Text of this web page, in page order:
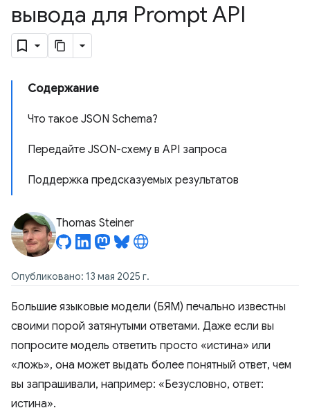
вывода для Prompt API
Содержание
Что такое JSON Schema?
Передайте JSON-схему в API запроса
Поддержка предсказуемых результатов
Thomas Steiner
Опубликовано: 13 мая 2025 г.
Большие языковые модели (БЯМ) печально известны
своими порой затянутыми ответами. Даже если вы
попросите модель ответить просто «истина» или
«ложь», она может выдать более понятный ответ, чем
вы запрашивали, например: «Безусловно, ответ:
истина».